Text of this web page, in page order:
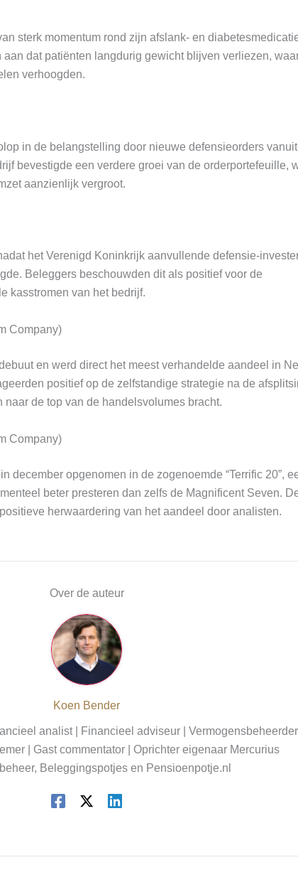
sterk momentum rond zijn afslank- en
dat patiënten langdurig gewicht blijven verliezen,
verhoogden.
in de belangstelling door nieuwe defensieorders vanuit
bevestigde een verdere groei van de orderportefeuille,
aanzienlijk vergroot.
het Verenigd Koninkrijk aanvullende defensie-
Beleggers beschouwden dit als positief voor de
kasstromen van het bedrijf.
Company)
en werd direct het meest verhandelde aandeel in
positief op de zelfstandige strategie na de
de top van de handelsvolumes bracht.
Company)
december opgenomen in de zogenoemde “Terrific 20”,
beter presteren dan zelfs de Magnificent Seven.
herwaardering van het aandeel door analisten.
Over de auteur
Koen Bender
analist | Financieel adviseur | Vermogensbeheerder |
| Gast commentator | Oprichter eigenaar Mercurius
Beleggingspotjes en Pensioenpotje.nl